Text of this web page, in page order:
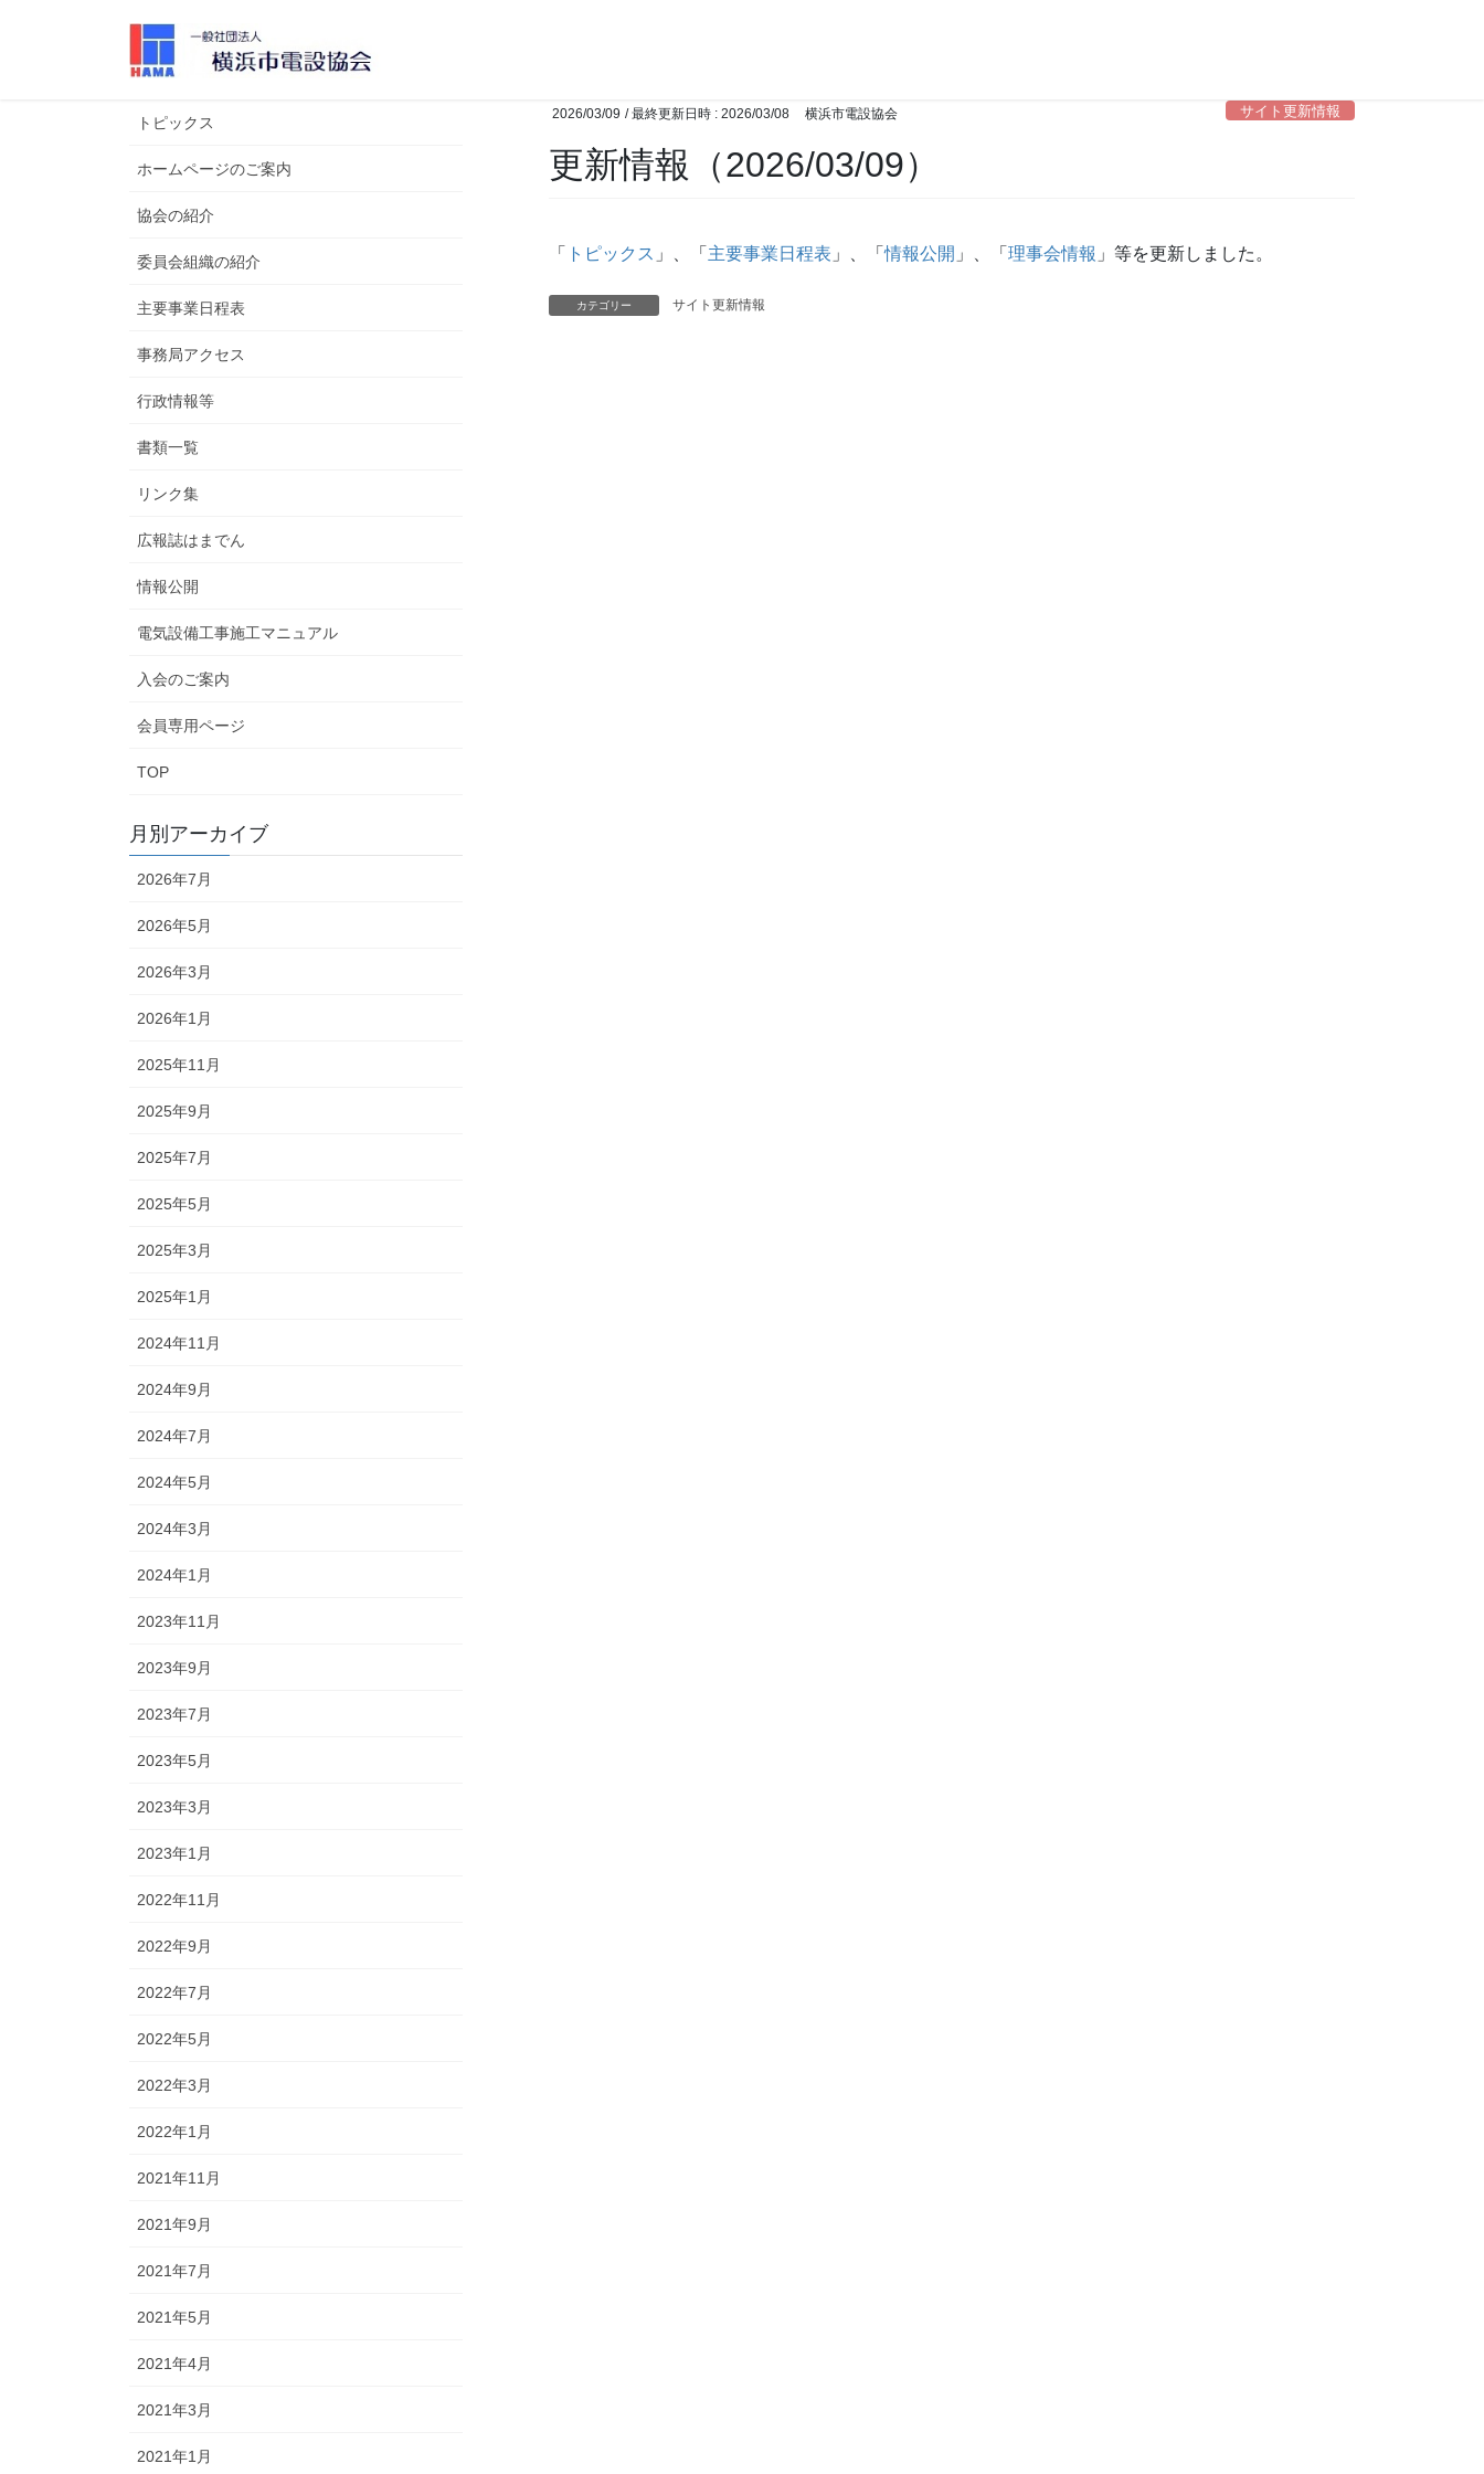
2026/03/09 / 最終更新日時 : 2026/03/08 横浜市電設協会 サイト更新情報
更新情報（2026/03/09）
「 トピックス 」、「 主要事業日程表 」、「情報公開 」、「 理事会情報 」等を更新しました。
カテゴリー サイト更新情報
トピックス
ホームページのご案内
協会の紹介
委員会組織の紹介
主要事業日程表
事務局アクセス
行政情報等
書類一覧
リンク集
広報誌はまでん
情報公開
電気設備工事施工マニュアル
入会のご案内
会員専用ページ
TOP
月別アーカイブ
2026年7月
2026年5月
2026年3月
2026年1月
2025年11月
2025年9月
2025年7月
2025年5月
2025年3月
2025年1月
2024年11月
2024年9月
2024年7月
2024年5月
2024年3月
2024年1月
2023年11月
2023年9月
2023年7月
2023年5月
2023年3月
2023年1月
2022年11月
2022年9月
2022年7月
2022年5月
2022年3月
2022年1月
2021年11月
2021年9月
2021年7月
2021年5月
2021年4月
2021年3月
2021年1月